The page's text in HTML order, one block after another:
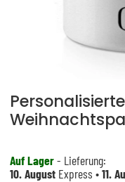
Auf Lager- Lieferung:
10. August Express •11.